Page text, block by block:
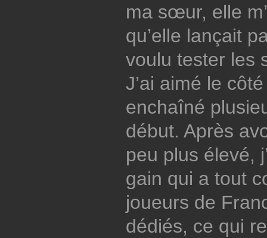
ma sœur, elle
qu’elle lançait
voulu tester les
J’ai aimé le
enchaîné
début. Après
peu plus élevé,
gain qui a tout
joueurs de
dédiés, ce qui